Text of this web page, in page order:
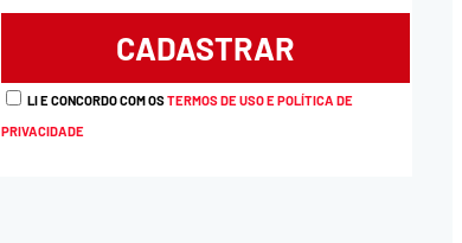
LI E CONCORDO COM OSTERMOS DE USO E POLÍTICA DE
PRIVACIDADE